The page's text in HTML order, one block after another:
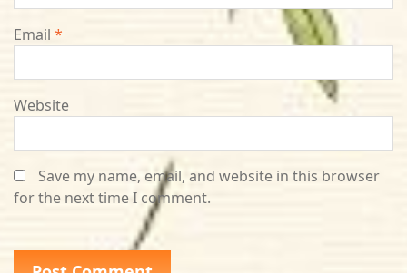
Email *
Website
Save my name, email, and website in this browser
for the next time I comment.